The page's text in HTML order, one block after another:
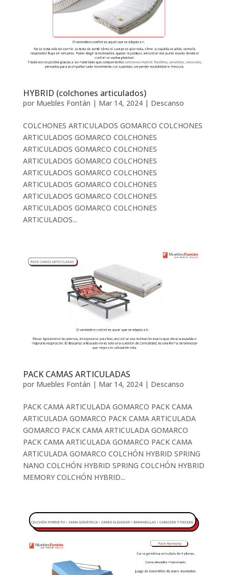
HYBRID (colchones articulados)
por Muebles Fontán | Mar 14, 2024| Descanso
COLCHONES ARTICULADOS GOMARCO COLCHONES
ARTICULADOS GOMARCO COLCHONES
ARTICULADOS GOMARCO COLCHONES
ARTICULADOS GOMARCO COLCHONES
ARTICULADOS GOMARCO COLCHONES
ARTICULADOS GOMARCO COLCHONES
ARTICULADOS GOMARCO COLCHONES
ARTICULADOS GOMARCO COLCHONES
ARTICULADOS...
PACK CAMAS ARTICULADAS
por Muebles Fontán | Mar 14, 2024| Descanso
PACK CAMA ARTICULADA GOMARCO PACK CAMA
ARTICULADA GOMARCO PACK CAMA ARTICULADA
GOMARCO PACK CAMA ARTICULADA GOMARCO
PACK CAMA ARTICULADA GOMARCO PACK CAMA
ARTICULADA GOMARCO COLCHÓN HYBRID SPRING
NANO COLCHÓN HYBRID SPRING COLCHÓN HYBRID
MEMORY COLCHÓN HYBRID...